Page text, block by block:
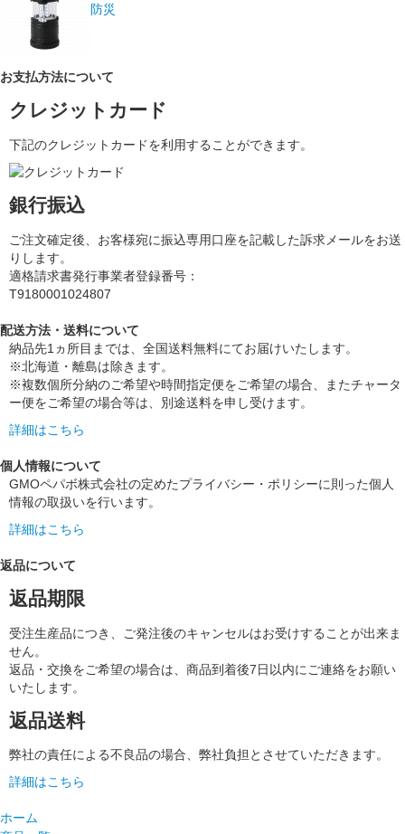
防災
お支払方法について
クレジットカード
下記のクレジットカードを利用することができます。
銀行振込
ご注文確定後、お客様宛に振込専用口座を記載した訴求メールをお送
りします。
適格請求書発行事業者登録番号：
T9180001024807
配送方法・送料について
納品先1ヵ所目までは、全国送料無料にてお届けいたします。
※北海道・離島は除きます。
※複数個所分納のご希望や時間指定便をご希望の場合、またチャータ
ー便をご希望の場合等は、別途送料を申し受けます。
詳細はこちら
個人情報について
GMOペパボ株式会社の定めたプライバシー・ポリシーに則った個人
情報の取扱いを行います。
詳細はこちら
返品について
返品期限
受注生産品につき、ご発注後のキャンセルはお受けすることが出来ま
せん。
返品・交換をご希望の場合は、商品到着後7日以内にご連絡をお願い
いたします。
返品送料
弊社の責任による不良品の場合、弊社負担とさせていただきます。
詳細はこちら
ホーム